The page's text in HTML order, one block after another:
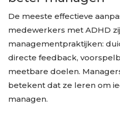
De meeste effectieve
medewerkers met ADHD
managementpraktijken:
directe feedback,
meetbare doelen.
betekent dat ze leren om
managen.